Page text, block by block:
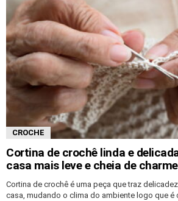
CROCHE
Cortina de crochê linda e
casa mais leve e cheia de
Cortina de crochê é uma peça que traz
casa, mudando o clima do ambiente logo que é